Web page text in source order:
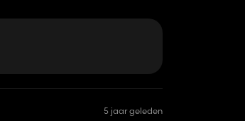
5 jaar geleden